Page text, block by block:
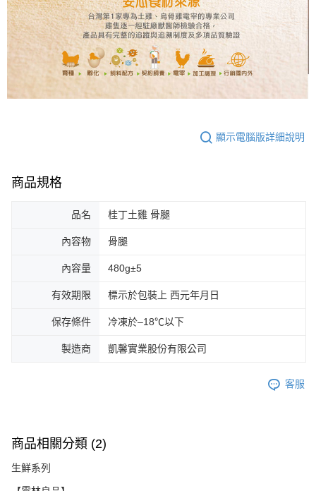
顯示電腦版詳細說明
商品規格
品名 桂丁土雞 骨腿
內容物 骨腿
內容量 480g±5
有效期限 標示於包裝上 西元年月日
保存條件 冷凍於–18℃以下
製造商 凱馨實業股份有限公司
客服
商品相關分類 (2)
生鮮系列